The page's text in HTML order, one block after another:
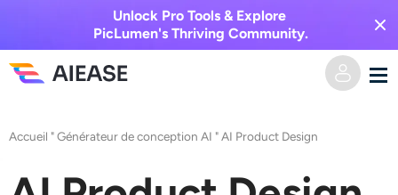
Unlock Pro Tools & Explore
PicLumen's Thriving Community.
Accueil "Générateur de conception AI "AI Product Design